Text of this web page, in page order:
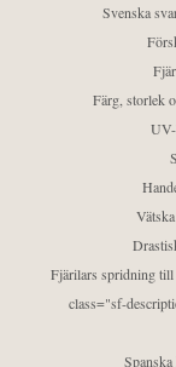
Svenska
Färg, storlek
Fjärilars spridning till
class="sf-